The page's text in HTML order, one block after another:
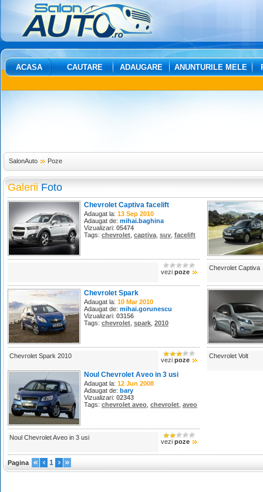
ACASA CAUTARE ADAUGARE ANUNTURILE MELE
SalonAuto Poze
Galerii Foto
Chevrolet Captiva facelift
Adaugat la: 13 Sep 2010
Adaugat de: mihai.baghina
Vizualizari: 05474
Tags: chevrolet captiva suv facelift
vezi poze
Chevrolet Captiva
Chevrolet Spark
Adaugat la: 10 Mar 2010
Adaugat de: mihai.gorunescu
Vizualizari: 03156
Tags: chevrolet spark 2010
Chevrolet Spark 2010
vezi poze
Chevrolet Volt
Noul Chevrolet Aveo in 3 usi
Adaugat la: 12 Jun 2008
Adaugat de: bary
Vizualizari: 02343
Tags: chevrolet aveo chevrolet aveo
Noul Chevrolet Aveo in 3 usi
vezi poze
Pagina 1